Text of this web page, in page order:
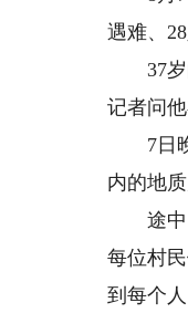
遇难、
37岁的
记者问
7日晚8
内的地
途中，
每位村
到每个